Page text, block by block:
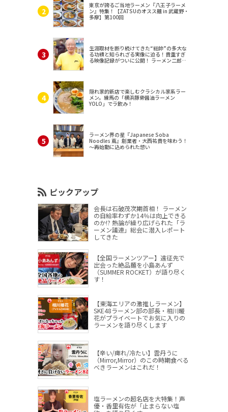
東京が誇るご当地ラーメン『八王子ラーメ
ン』特集！【ZATSUのオスス麺 in 武蔵野・
多摩】第100回
生涯取材を断り続けてきた“総帥”の多大な
る功績と知られざる実像に迫る！貴重すぎ
る映像記録がついに公開！ ラーメン二郎
隠れ家的新店で楽しむクラシカル家系ラー
メン。練馬の「横浜豚骨醤油ラーメン
YOLO」でラ飲み！
ラーメン界の星『Japanese Soba
Noodles 蔦』創業者・大西祐貴を味わう！
～再始動に込められた想い
ピックアップ
会長は石破茂次期首相！ ラーメン
の自給率わずか14％は向上できる
のか!? 熱論が繰り広げられた「ラ
ーメン議連」総会に潜入レポート
してきた
【全国ラーメンツアー】遠征先で
出会った絶品麺を小島あんず
（SUMMER ROCKET）が語り尽く
す！
【東海エリアの激推しラーメン】
SKE48ラーメン部の部長・相川暖
花がプライベートでお気に入りの
ラーメンを語り尽くします
【辛い/痺れ/冷たい】雲丹うに
（Mirror,Mirror）のこの時期食べる
べきラーメンはこれだ！
塩ラーメンの超名店を大特集！声
優・香里有佐が「止まらない塩